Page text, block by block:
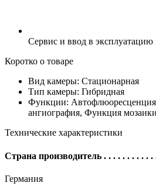
Сервис и ввод в эксплуатацию
Коротко о товаре
Вид камеры: Стационарная
Тип камеры: Гибридная
Функции:
ангиография, Функция мозаики
Технические характеристики
Страна производитель . . . . . . . . . . .
Германия